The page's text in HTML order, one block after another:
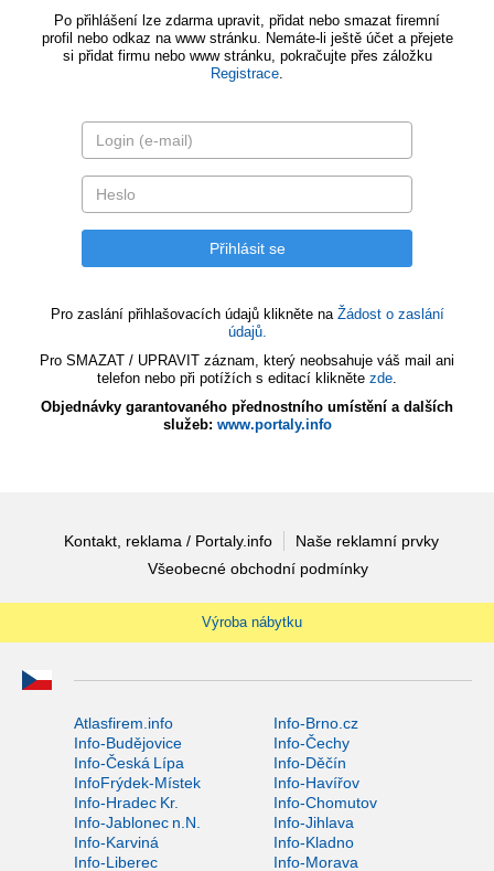
Po přihlášení lze zdarma upravit, přidat nebo smazat firemní
profil nebo odkaz na www stránku. Nemáte-li ještě účet a přejete
si přidat firmu nebo www stránku, pokračujte přes záložku
Registrace.
Pro zaslání přihlašovacích údajů klikněte na Žádost o zaslání
údajů.
Pro SMAZAT / UPRAVIT záznam, který neobsahuje váš mail ani
telefon nebo při potížích s editací klikněte zde.
Objednávky garantovaného přednostního umístění a dalších
služeb: www.portaly.info
Kontakt, reklama / Portaly.info
Naše reklamní prvky
Všeobecné obchodní podmínky
Výroba nábytku
Atlasfirem.info
Info-Brno.cz
Info-Budějovice
Info-Čechy
Info-Česká Lípa
Info-Děčín
InfoFrýdek-Místek
Info-Havířov
Info-Hradec Kr.
Info-Chomutov
Info-Jablonec n.N.
Info-Jihlava
Info-Karviná
Info-Kladno
Info-Liberec
Info-Morava